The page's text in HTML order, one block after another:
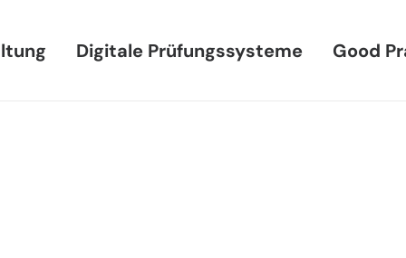
Digitale Prüfungssysteme Good